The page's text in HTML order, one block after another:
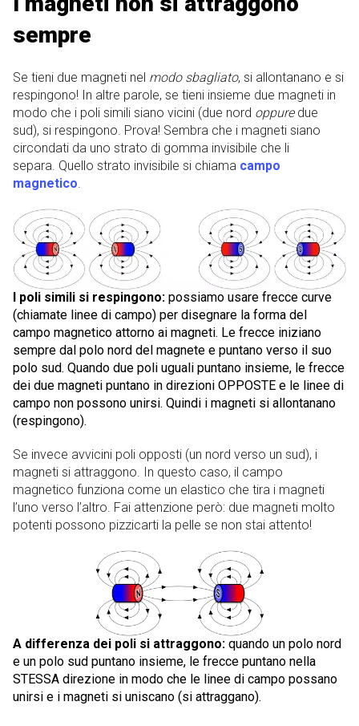
sempre
Se tieni due magneti nel modo sbagliato, si allontanano e si
respingono! In altre parole, se tieni insieme due magneti in
modo che i poli simili siano vicini (due nord oppure due
sud), si respingono. Prova! Sembra che i magneti siano
circondati da uno strato di gomma invisibile che li
separa. Quello strato invisibile si chiama campo
magnetico.
I poli simili si respingono: possiamo usare frecce curve
(chiamate linee di campo) per disegnare la forma del
campo magnetico attorno ai magneti. Le frecce iniziano
sempre dal polo nord del magnete e puntano verso il suo
polo sud. Quando due poli uguali puntano insieme, le frecce
dei due magneti puntano in direzioni OPPOSTE e le linee di
campo non possono unirsi. Quindi i magneti si allontanano
(respingono).
Se invece avvicini poli opposti (un nord verso un sud), i
magneti si attraggono. In questo caso, il campo
magnetico funziona come un elastico che tira i magneti
l’uno verso l’altro. Fai attenzione però: due magneti molto
potenti possono pizzicarti la pelle se non stai attento!
A differenza dei poli si attraggono: quando un polo nord
e un polo sud puntano insieme, le frecce puntano nella
STESSA direzione in modo che le linee di campo possano
unirsi e i magneti si uniscano (si attraggano).